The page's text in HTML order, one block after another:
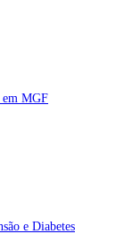
em MGF
e Diabetes